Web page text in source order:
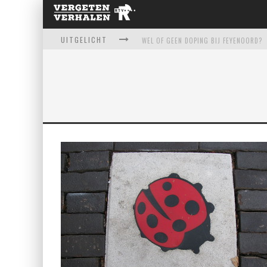
UITGELICHT WEL OF GEEN DOPING BIJ FEYENOORD?
TROPICANA: HET VERLOEDERDE